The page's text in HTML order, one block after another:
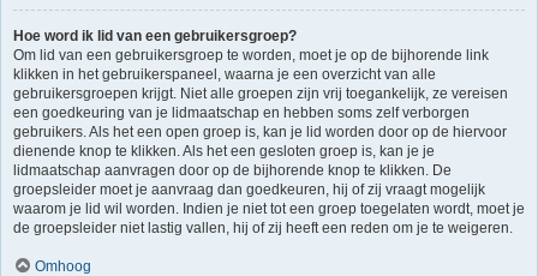
Hoe word ik lid van een gebruikersgroep?
Om lid van een gebruikersgroep te worden, moet je op de bijhorende link
klikken in het gebruikerspaneel, waarna je een overzicht van alle
gebruikersgroepen krijgt. Niet alle groepen zijn vrij toegankelijk, ze vereisen
een goedkeuring van je lidmaatschap en hebben soms zelf verborgen
gebruikers. Als het een open groep is, kan je lid worden door op de hiervoor
dienende knop te klikken. Als het een gesloten groep is, kan je je
lidmaatschap aanvragen door op de bijhorende knop te klikken. De
groepsleider moet je aanvraag dan goedkeuren, hij of zij vraagt mogelijk
waarom je lid wil worden. Indien je niet tot een groep toegelaten wordt, moet je
de groepsleider niet lastig vallen, hij of zij heeft een reden om je te weigeren.
Omhoog